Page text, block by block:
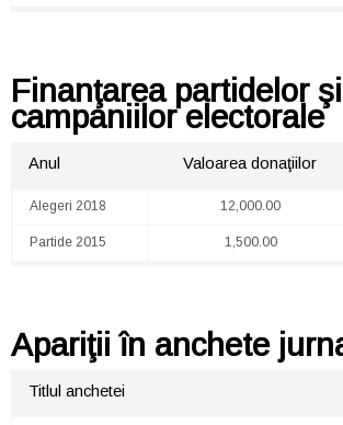
Finanţarea partidelor
campaniilor electorale
Anul Valoarea donaţiilor
Alegeri 2018 12,000.00
Partide 2015 1,500.00
Apariţii în anchete
Titlul anchetei